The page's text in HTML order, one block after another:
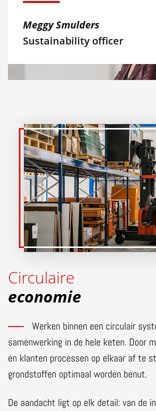
Meggy Smulders
Sustainability officer
Circulaire
economie
Werken binnen een circulair
samenwerking in de hele keten. Door
en klanten processen op elkaar af te
grondstoffen optimaal worden benut.
De aandacht ligt op elk detail: van de